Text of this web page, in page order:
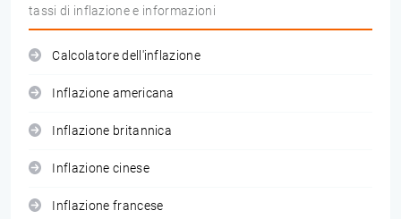
tassi di inflazione e informazioni
Calcolatore dell'inflazione
Inflazione americana
Inflazione britannica
Inflazione cinese
Inflazione francese